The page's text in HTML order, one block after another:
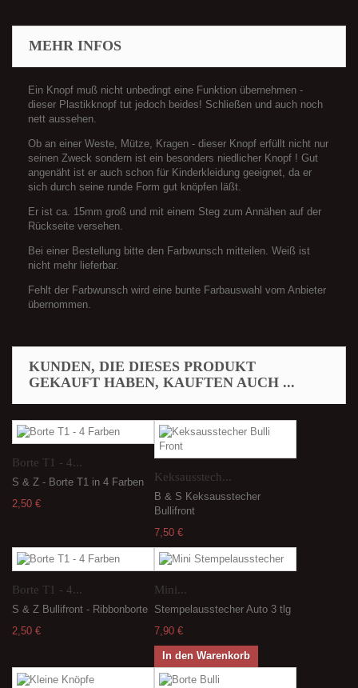
MEHR INFOS
Ein Knopf muß nicht unbedingt eine Funktion übernehmen -
dieser Plastikknopf tut jedoch beides! Schließen und auch noch
nett aussehen.
Ob an einer Weste, Mütze, Kragen - dieser Knopf erfüllt nicht nur
seinen Zweck sondern ist ein besonders niedlicher Knopf ! Gut
angenäht ist er auch schon für Kinderkleidung geeignet, da er
sich durch seine runde Form gut knöpfen läßt.
Er ist ca. 15mm groß und mit einem Steg zum Annähen auf der
Rückseite versehen.
Bei einer Bestellung bitte den Farbwunsch mitteilen. Weiß ist
nicht mehr lieferbar.
Fehlt der Farbwunsch wird eine bunte Farbauswahl vom Anbieter
übernommen.
KUNDEN, DIE DIESES PRODUKT
GEKAUFT HABEN, KAUFTEN AUCH ...
Borte T1 - 4...
S & Z - Borte T1 in 4 Farben
2,50 €
Keksausstech...
B & S Keksausstecher
Bullifront
7,50 €
Borte T1 - 4...
S & Z Bullifront - Ribbonborte
2,50 €
Mini...
Stempelausstecher Auto 3 tlg
7,90 €
In den Warenkorb